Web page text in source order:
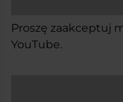
Proszę zaakceptuj
YouTube.